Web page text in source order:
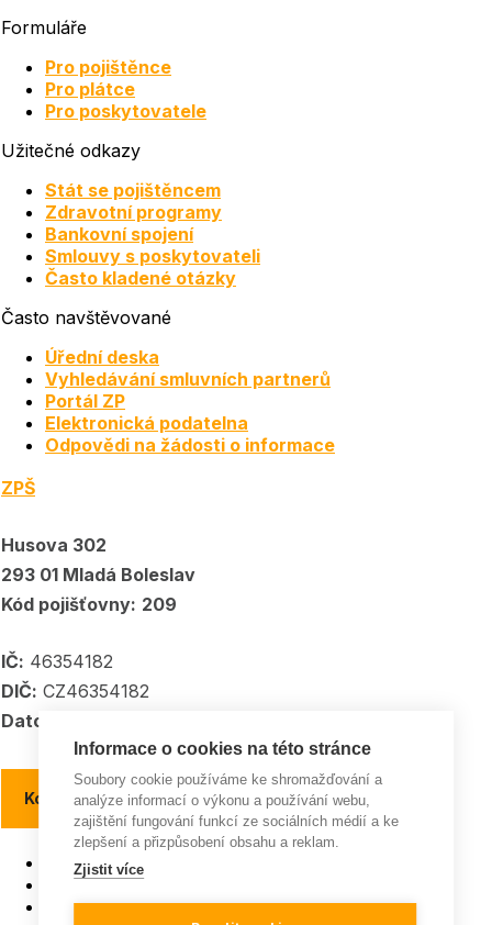
Formuláře
Pro pojištěnce
Pro plátce
Pro poskytovatele
Užitečné odkazy
Stát se pojištěncem
Zdravotní programy
Bankovní spojení
Smlouvy s poskytovateli
Často kladené otázky
Často navštěvované
Úřední deska
Vyhledávání smluvních partnerů
Portál ZP
Elektronická podatelna
Odpovědi na žádosti o informace
ZPŠ
Husova 302
293 01 Mladá Boleslav
Kód pojišťovny: 209
IČ: 46354182
DIČ: CZ46354182
Datové schránka:
Kontakty a kontaktní místa
Pojišťovna roku
ISO 9001
Všeobecná pravidla soutěží
Informace o cookies na této stránce
Soubory cookie používáme ke shromažďování a
analýze informací o výkonu a používání webu,
zajištění fungování funkcí ze sociálních médií a ke
zlepšení a přizpůsobení obsahu a reklam.
Zjistit více